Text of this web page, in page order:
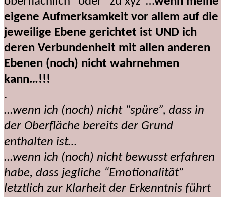
eigene Aufmerksamkeit vor allem auf die
jeweilige Ebene gerichtet ist UND ich
deren Verbundenheit mit allen anderen
Ebenen (noch) nicht wahrnehmen
kann…!!!
.
…wenn ich (noch) nicht “spüre”, dass in
der Oberfläche bereits der Grund
enthalten ist…
…wenn ich (noch) nicht bewusst erfahren
habe, dass jegliche “Emotionalität”
letztlich zur Klarheit der Erkenntnis führt